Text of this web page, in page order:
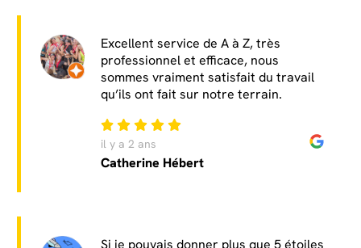
Excellent service de A à Z, très
professionnel et efficace, nous
sommes vraiment satisfait du travail
qu’ils ont fait sur notre terrain.
il y a 2 ans
Catherine Hébert
Si je pouvais donner plus que 5 étoiles